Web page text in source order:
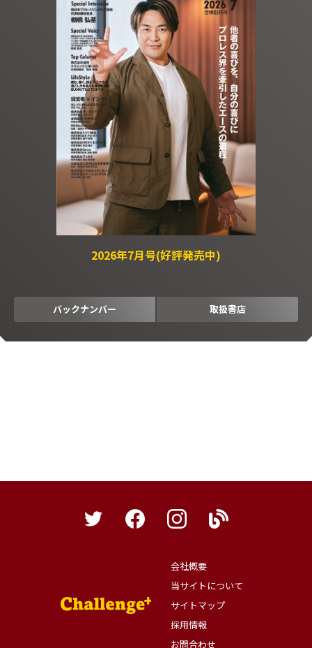
2026年7月号(好評発売中)
バックナンバー 取扱書店
会社概要
当サイトについて
サイトマップ
採用情報
お問合わせ